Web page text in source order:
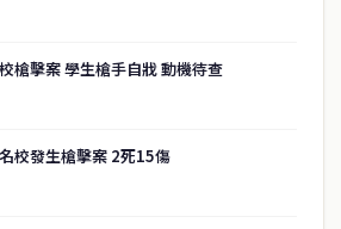
槍擊案 學生槍手自戕 動機待查
校發生槍擊案 2死15傷